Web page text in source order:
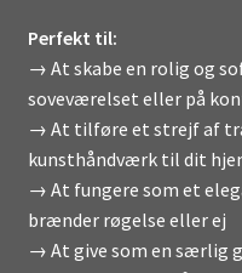
Perfekt til:
→ At skabe en rolig og
soveværelset eller på
→ At tilføre et strejf af
kunsthåndværk til dit
→ At fungere som et
brænder røgelse eller ej
→ At give som en særlig